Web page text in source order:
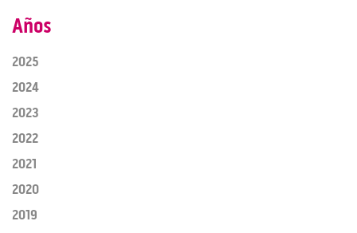
Años
2025
2024
2023
2022
2021
2020
2019